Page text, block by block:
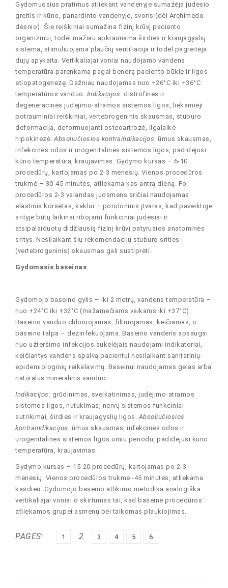
Gydomuosius pratimus atliekant vandenyje sumažėja judesio
greitis ir kūno, panardinto vandenyje, svoris (dėl Archimedo
dėsnio). Šie reiškiniai sumažina fizinį krūvį paciento
organizmui, todėl mažiau apkraunama širdies ir kraujagyslių
sistema, stimuliuojama plaučių ventiliacija ir todėl pagreitėja
dujų apykaita. Vertikaliajai voniai naudojamo vandens
temperatūra parenkama pagal bendrą paciento būklę ir ligos
etiopatogenezę. Dažniau naudojamas nuo +26°C iki +36°C
temperatūros vanduo. Indikacijos: distrofinės ir
degeneracinės judėjimo-atramos sistemos ligos, liekamieji
potrauminiai reiškiniai, vertebrogeninis skausmas, stuburo
deformacija, deformuojanti osteoartrozė, ilgalaikė
hipokinezė.Absoliučiosios kontraindikacijos: ūmus skausmas,
infekcinės odos ir urogenitalinės sistemos ligos, padidėjusi
kūno temperatūra, kraujavimas. Gydymo kursas – 6-10
procedūrų, kartojamas po 2-3 mėnesių. Vienos procedūros
trukmė – 30-45 minutės, atliekama kas antrą dieną. Po
procedūros 2-3 valandas juosmens sričiai naudojamas
elastinis korsetas, kaklui – poroloninis įtvaras, kad paveiktoje
srityje būtų laikinai ribojami funkciniai judesiai ir
atsipalaiduotų didžiausią fizinį krūvį patyrusios anatominės
sritys. Nesilaikant šių rekomendacijų stuburo srities
(vertebrogeninis) skausmas gali sustiprėti.
Gydomasis baseinas
Gydomojo baseino gylis – iki 2 metrų, vandens temperatūra –
nuo +24°C iki +32°C (mažamečiams vaikams iki +37°C).
Baseino vanduo chloruojamas, filtruojamas, keičiamas, o
baseino talpa – dezinfekuojama. Baseino vandens apsaugai
nuo užteršimo infekcijos sukėlėjais naudojami indikatoriai,
keičiantys vandens spalvą pacientui nesilaikant sanitarinių-
epidemiologinių reikalavimų. Baseinui naudojamas gėlas arba
natūralus mineralinis vanduo.
Indikacijos : grūdinimas, sveikatinimas, judėjimo-atramos
sistemos ligos, nutukimas, nervų sistemos funkciniai
sutrikimai, širdies ir kraujagyslių ligos.Absoliučiosios
kontraindikacijos : ūmus skausmas, infekcinės odos ir
urogenitalinės sistemos ligos ūmiu periodu, padidėjusi kūno
temperatūra, kraujavimas.
Gydymo kursas – 15-20 procedūrų, kartojamas po 2-3
mėnesių. Vienos procedūros trukmė -45 minutės, atliekama
kasdien. Gydomojo baseino atlikimo metodika analogiška
vertikaliajai voniai o skirtumas tai, kad baseine procedūros
atliekamos grupei asmenų bei taikomas plaukiojimas.
PAGES: 1 2 3 4 5 6